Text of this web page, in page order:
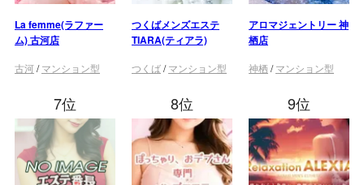
La femme(ラファー
ム) 古河店
古河/マンション型
つくばメンズエステ
TIARA(ティアラ)
つくば/マンション型
アロマジェントリー 神
栖店
神栖 /マンション型
7位 8位 9位